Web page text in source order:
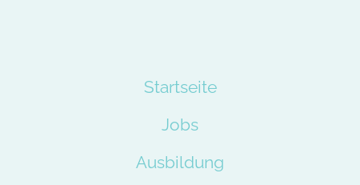
Startseite
Jobs
Ausbildung